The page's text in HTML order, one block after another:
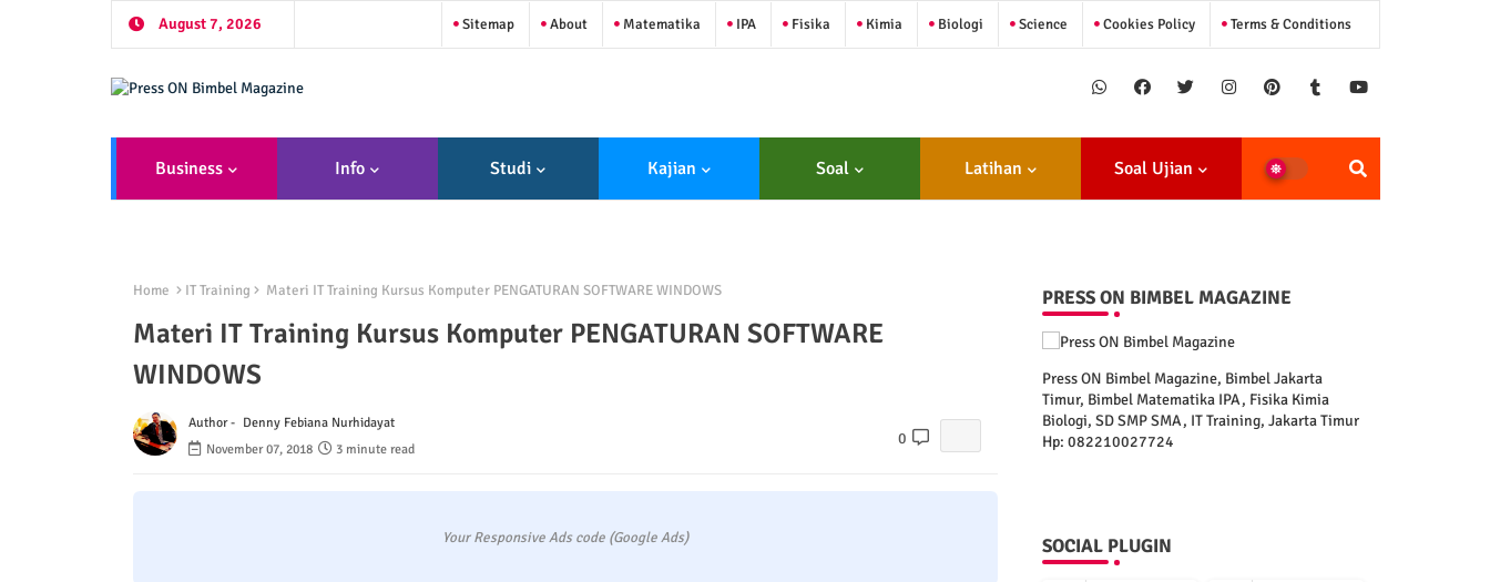
August 7, 2026 Sitemap About Matematika IPA Fisika Kimia Biologi Science Cookies Policy Terms & Conditions
Business Info Studi Kajian Soal Latihan Soal Ujian
Home IT Training Materi IT Training Kursus Komputer PENGATURAN SOFTWARE WINDOWS
Materi IT Training Kursus Komputer PENGATURAN SOFTWARE
WINDOWS
Author - Denny Febiana Nurhidayat
November 07, 2018
3 minute read
0
Your Responsive Ads code (Google Ads)
PRESS ON BIMBEL MAGAZINE
Press ON Bimbel Magazine, Bimbel Jakarta
Timur, Bimbel Matematika IPA, Fisika Kimia
Biologi, SD SMP SMA, IT Training, Jakarta Timur
Hp: 082210027724
SOCIAL PLUGIN